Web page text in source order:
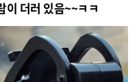
이 더러 있음~~ㅋㅋ